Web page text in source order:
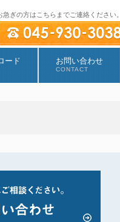
急ぎの方はこちらまでご連絡ください。
ード お問い合わせ
CONTACT